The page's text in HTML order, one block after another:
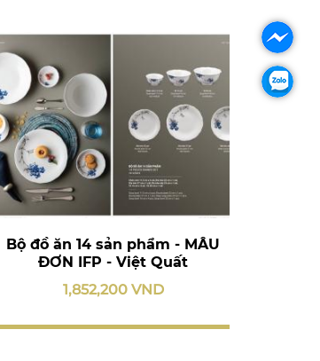
Bộ đồ ăn 14 sản phẩm - MẪU
ĐƠN IFP - Việt Quất
1,852,200 VND